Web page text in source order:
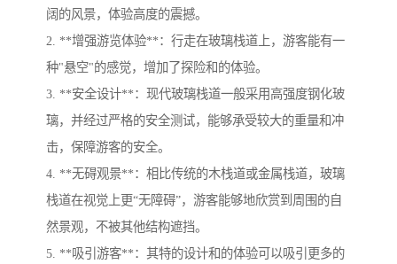
阔的风景，体验高度的震撼。
2. **增强游览体验**：行走在玻璃栈道上，游客能有一
种"悬空"的感觉，增加了探险和的体验。
3. **安全设计**：现代玻璃栈道一般采用高强度钢化玻
璃，并经过严格的安全测试，能够承受较大的重量和冲
击，保障游客的安全。
4. **无碍观景**：相比传统的木栈道或金属栈道，玻璃
栈道在视觉上更“无障碍”，游客能够地欣赏到周围的自
然景观，不被其他结构遮挡。
5. **吸引游客**：其特的设计和的体验可以吸引更多的